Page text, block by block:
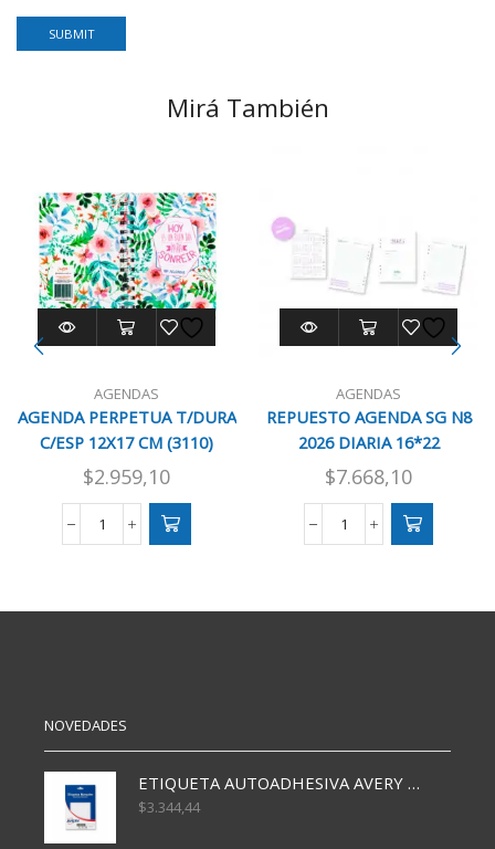
Mirá También
AGENDAS
AGENDA PERPETUA T/DURA
C/ESP 12X17 CM (3110)
$2.959,10
AGENDA
12X17
AGENDAS
REPUESTO AGENDA SG N8
2026 DIARIA 16*22
$7.668,10
REPUESTO
2026
NOVEDADES
ETIQUETA AUTOADHESIVA AVERY 3026 30H 20 X 70
$3.344,44